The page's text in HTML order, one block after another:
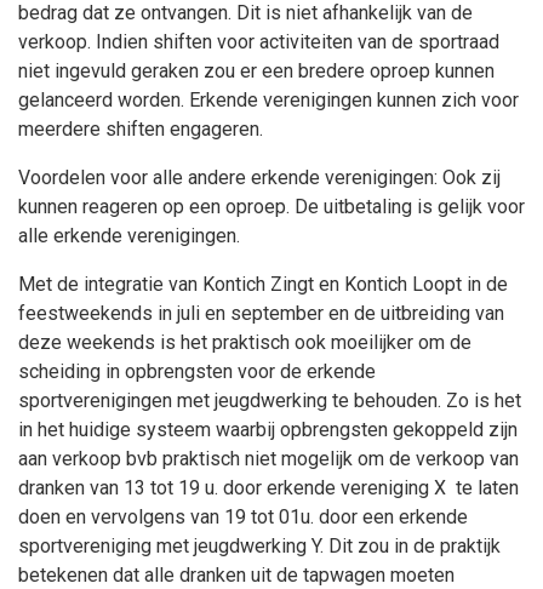
bedrag dat ze ontvangen. Dit is niet afhankelijk van de
verkoop. Indien shiften voor activiteiten van de sportraad
niet ingevuld geraken zou er een bredere oproep kunnen
gelanceerd worden. Erkende verenigingen kunnen zich voor
meerdere shiften engageren.
Voordelen voor alle andere erkende verenigingen: Ook zij
kunnen reageren op een oproep. De uitbetaling is gelijk voor
alle erkende verenigingen.
Met de integratie van Kontich Zingt en Kontich Loopt in de
feestweekends in juli en september en de uitbreiding van
deze weekends is het praktisch ook moeilijker om de
scheiding in opbrengsten voor de erkende
sportverenigingen met jeugdwerking te behouden. Zo is het
in het huidige systeem waarbij opbrengsten gekoppeld zijn
aan verkoop bvb praktisch niet mogelijk om de verkoop van
dranken van 13 tot 19 u. door erkende vereniging X te laten
doen en vervolgens van 19 tot 01u. door een erkende
sportvereniging met jeugdwerking Y. Dit zou in de praktijk
betekenen dat alle dranken uit de tapwagen moeten